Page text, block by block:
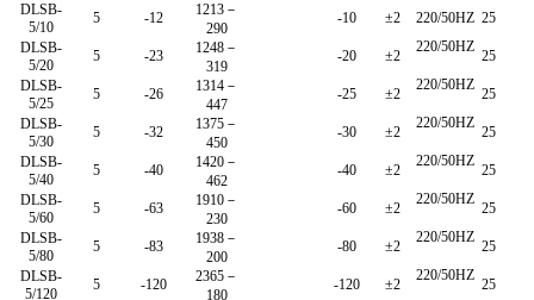
DLSB-
5/10
5 -12
1213－
290
-10 ±2 220/50HZ 25
DLSB-
5/20
5 -23
1248－
319
-20 ±2
220/50HZ
25
DLSB-
5/25
5 -26
1314－
447
-25 ±2
220/50HZ
25
DLSB-
5/30
5 -32
1375－
450
-30 ±2
220/50HZ
25
DLSB-
5/40
5 -40
1420－
462
-40 ±2
220/50HZ
25
DLSB-
5/60
5 -63
1910－
230
-60 ±2
220/50HZ
25
DLSB-
5/80
5 -83
1938－
200
-80 ±2
220/50HZ
25
DLSB-
5/120
5 -120
2365－
180
-120 ±2
220/50HZ
25